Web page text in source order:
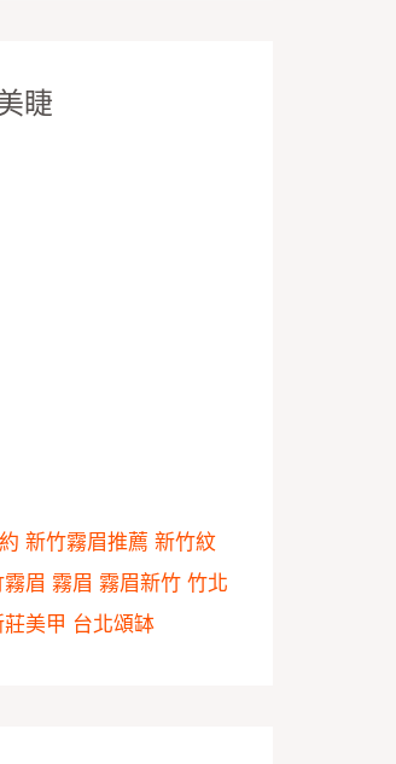
睫
新竹霧眉推薦 新竹紋
眉 霧眉 霧眉新竹 竹北
莊美甲 台北頌缽